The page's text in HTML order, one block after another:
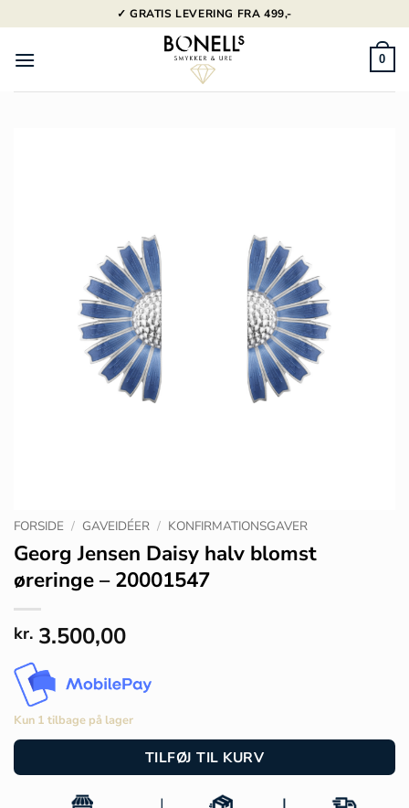
til
indhold
✓ GRATIS LEVERING FRA 499,-
0
FORSIDE / GAVEIDÉER / KONFIRMATIONSGAVER
Georg Jensen Daisy halv blomst
øreringe – 20001547
kr. 3.500,00
Kun 1 tilbage på lager
TILFØJ TIL KURV